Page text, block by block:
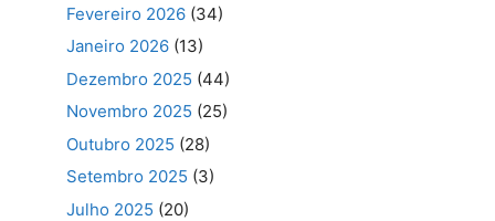
Fevereiro 2026 (34)
Janeiro 2026 (13)
Dezembro 2025 (44)
Novembro 2025 (25)
Outubro 2025 (28)
Setembro 2025 (3)
Julho 2025 (20)